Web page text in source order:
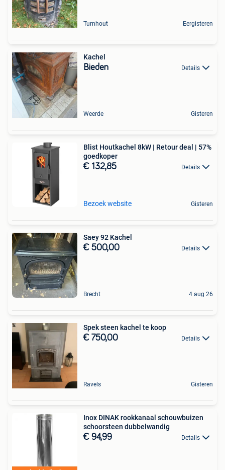
Turnhout Eergisteren
Kachel
Bieden Details
Weerde Gisteren
Blist Houtkachel 8kW | Retour deal | 57%
goedkoper
€ 132,85 Details
Bezoek website Gisteren
Saey 92 Kachel
€ 500,00 Details
Brecht 4 aug 26
Spek steen kachel te koop
€ 750,00 Details
Ravels Gisteren
Inox DINAK rookkanaal schouwbuizen
schoorsteen dubbelwandig
€ 94,99 Details